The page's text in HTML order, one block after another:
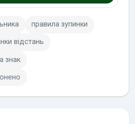
правила зупинки
відстань
знак